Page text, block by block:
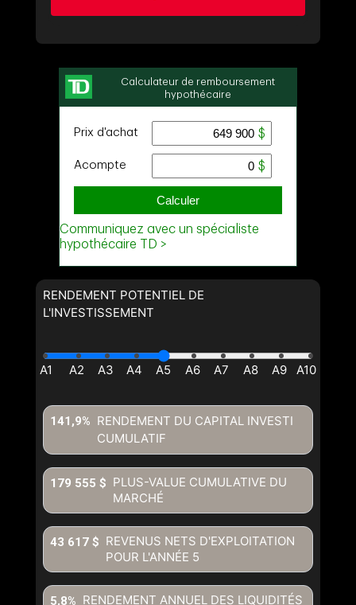
RENDEMENT POTENTIEL DE
L'INVESTISSEMENT
RENDEMENT DU CAPITAL INVESTI
CUMULATIF
141,9%
PLUS-VALUE CUMULATIVE DU
MARCHÉ
179 555 $
REVENUS NETS D'EXPLOITATION
POUR L'ANNÉE 5
43 617 $
RENDEMENT ANNUEL DES LIQUIDITÉS
5,8%